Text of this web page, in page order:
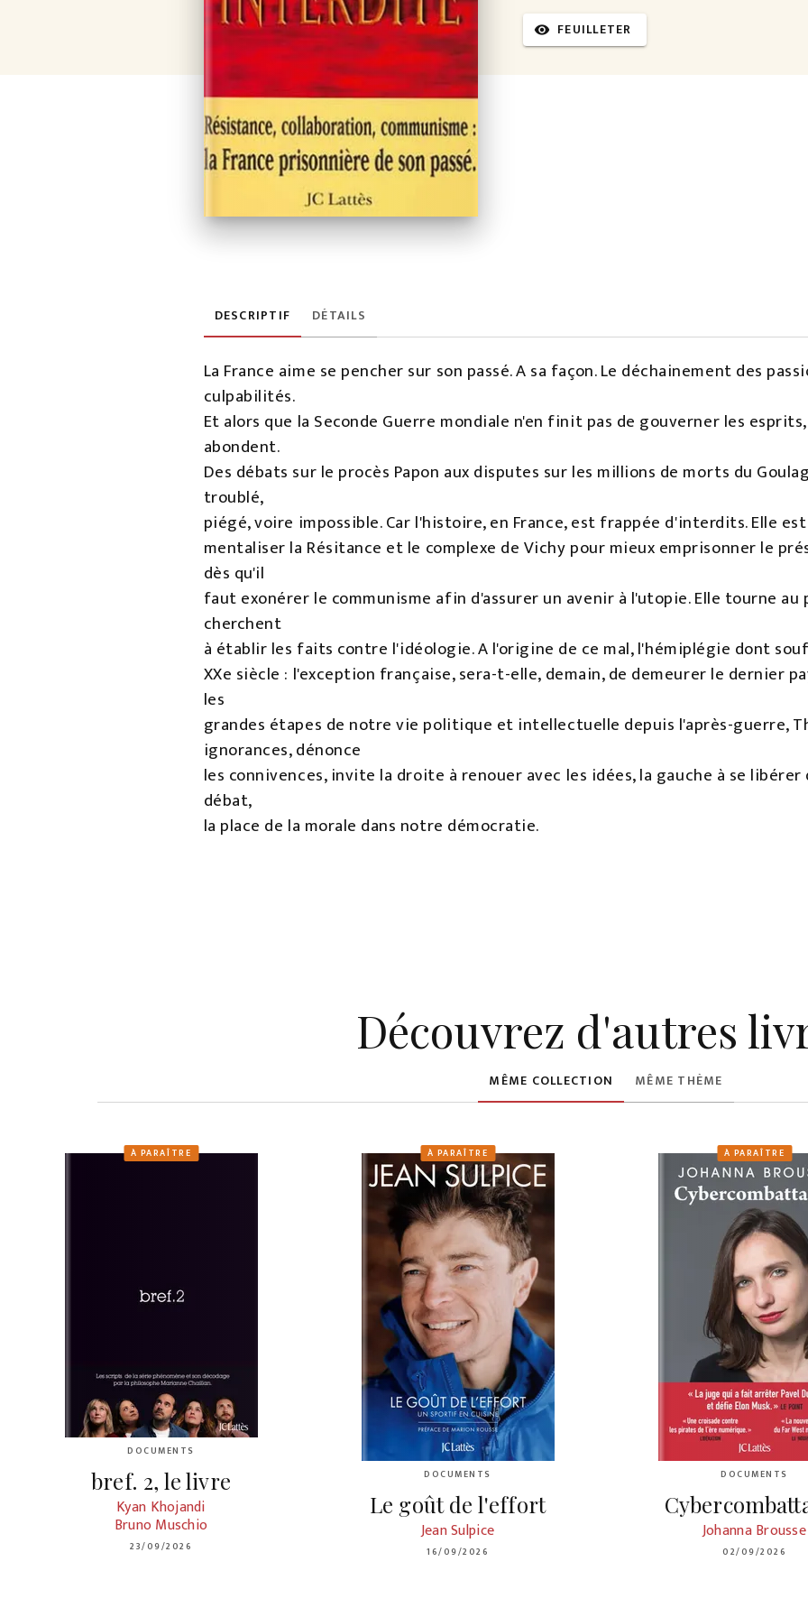
visibility FEUILLETER
DESCRIPTIF DÉTAILS
La France aime se pencher sur son passé. A sa façon. Le déchainement des
culpabilités.
Et alors que la Seconde Guerre mondiale n'en finit pas de gouverner les
abondent.
Des débats sur le procès Papon aux disputes sur les millions de morts du
troublé,
piégé, voire impossible. Car l'histoire, en France, est frappée d'interdits. Elle
mentaliser la Résitance et le complexe de Vichy pour mieux emprisonner le
dès qu'il
faut exonérer le communisme afin d'assurer un avenir à l'utopie. Elle tourne
cherchent
à établir les faits contre l'idéologie. A l'origine de ce mal, l'hémiplégie dont
XXe siècle : l'exception française, sera-t-elle, demain, de demeurer le dernier
les
grandes étapes de notre vie politique et intellectuelle depuis l'après-guerre,
ignorances, dénonce
les connivences, invite la droite à renouer avec les idées, la gauche à se libérer
débat,
la place de la morale dans notre démocratie.
Découvrez d'autres
MÊME COLLECTION MÊME THÈME
À PARAÎTRE
DOCUMENTS
bref. 2, le livre
Kyan Khojandi
Bruno Muschio
23/09/2026
À PARAÎTRE
DOCUMENTS
Le goût de l'effort
Jean Sulpice
16/09/2026
À PARAÎTRE
DOCUMENTS
Johanna Brousse
02/09/2026